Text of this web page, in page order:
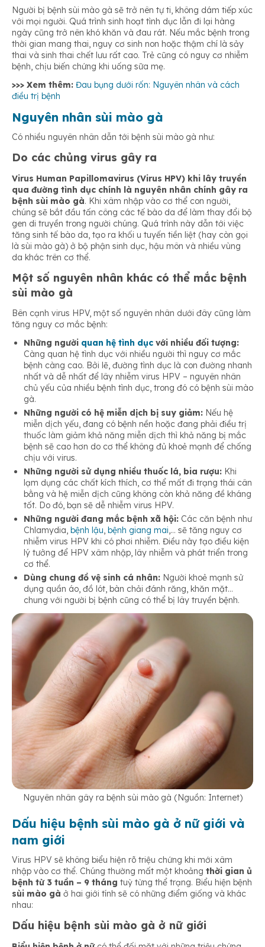
Người bị bệnh sùi mào gà sẽ trở nên tự ti, không dám tiếp xúc
với mọi người. Quá trình sinh hoạt tình dục lẫn đi lại hàng
ngày cũng trở nên khó khăn và đau rát. Nếu mắc bệnh trong
thời gian mang thai, nguy cơ sinh non hoặc thậm chí là sảy
thai và sinh thai chết lưu rất cao. Trẻ cũng có nguy cơ nhiễm
bệnh, chịu biến chứng khi uống sữa mẹ.
>>> Xem thêm: Đau bụng dưới rốn: Nguyên nhân và cách
điều trị bệnh
Nguyên nhân sùi mào gà
Có nhiều nguyên nhân dẫn tới bệnh sùi mào gà như:
Do các chủng virus gây ra
Virus Human Papillomavirus (Virus HPV) khi lây truyền
qua đường tình dục chính là nguyên nhân chính gây ra
bệnh sùi mào gà. Khi xâm nhập vào cơ thể con người,
chúng sẽ bắt đầu tấn công các tế bào da để làm thay đổi bộ
gen di truyền trong người chúng. Quá trình này dẫn tới việc
tăng sinh tế bào da, tạo ra khối u tuyến tiền liệt (hay còn gọi
là sùi mào gà) ở bộ phận sinh dục, hậu môn và nhiều vùng
da khác trên cơ thể.
Một số nguyên nhân khác có thể mắc bệnh
sùi mào gà
Bên cạnh virus HPV, một số nguyên nhân dưới đây cũng làm
tăng nguy cơ mắc bệnh:
Những người quan hệ tình dục với nhiều đối tượng:
Càng quan hệ tình dục với nhiều người thì nguy cơ mắc
bệnh càng cao. Bởi lẽ, đường tình dục là con đường nhanh
nhất và dễ nhất để lây nhiễm virus HPV – nguyên nhân
chủ yếu của nhiều bệnh tình dục, trong đó có bệnh sùi mào
gà.
Những người có hệ miễn dịch bị suy giảm: Nếu hệ
miễn dịch yếu, đang có bệnh nền hoặc đang phải điều trị
thuốc làm giảm khả năng miễn dịch thì khả năng bị mắc
bệnh sẽ cao hơn do cơ thể không đủ khoẻ mạnh để chống
chịu với virus.
Những người sử dụng nhiều thuốc lá, bia rượu: Khi
lạm dụng các chất kích thích, cơ thể mất đi trạng thái cân
bằng và hệ miễn dịch cũng không còn khả năng đề kháng
tốt. Do đó, bạn sẽ dễ nhiễm virus HPV.
Những người đang mắc bệnh xã hội: Các căn bệnh như
Chlamydia, bệnh lậu, bệnh giang mai,… sẽ tăng nguy cơ
nhiễm virus HPV khi có phơi nhiễm. Điều này tạo điều kiện
lý tưởng để HPV xâm nhập, lây nhiễm và phát triển trong
cơ thể.
Dùng chung đồ vệ sinh cá nhân: Người khoẻ mạnh sử
dụng quần áo, đồ lót, bàn chải đánh răng, khăn mặt…
chung với người bị bệnh cũng có thể bị lây truyền bệnh.
Nguyên nhân gây ra bệnh sùi mào gà (Nguồn: Internet)
Dấu hiệu bệnh sùi mào gà ở nữ giới và
nam giới
Virus HPV sẽ không biểu hiện rõ triệu chứng khi mới xâm
nhập vào cơ thể. Chúng thường mất một khoảng thời gian ủ
bệnh từ 3 tuần – 9 tháng tuỳ từng thể trạng. Biểu hiện bệnh
sùi mào gà ở hai giới tính sẽ có những điểm giống và khác
nhau:
Dấu hiệu bệnh sùi mào gà ở nữ giới